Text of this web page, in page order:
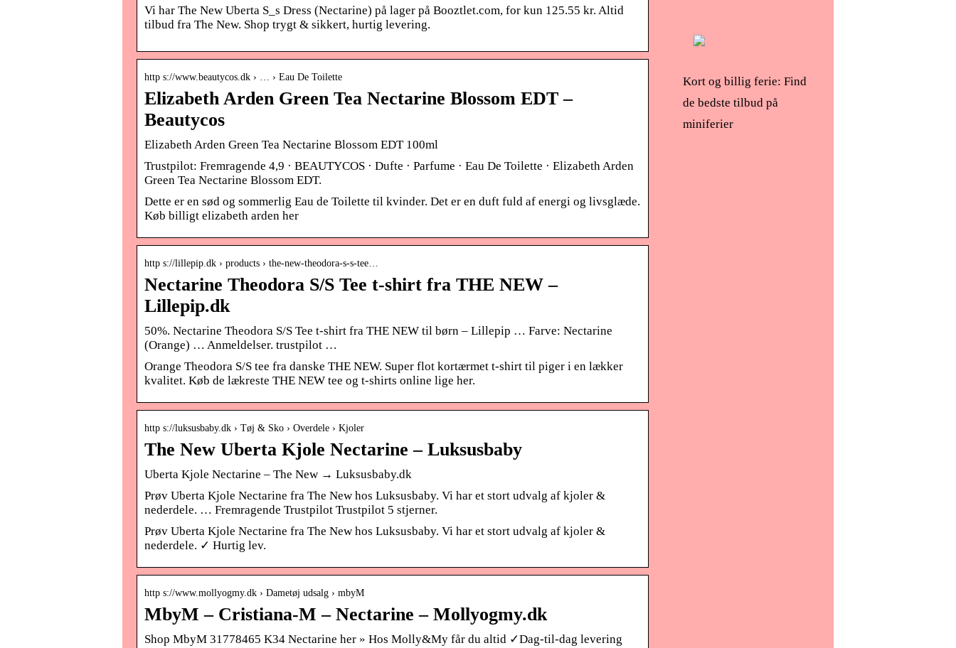
Vi har The New Uberta S_s Dress (Nectarine) på lager på Booztlet.com, for kun 125.55 kr. Altid
tilbud fra The New. Shop trygt & sikkert, hurtig levering.
http s://www.beautycos.dk › … › Eau De Toilette
Elizabeth Arden Green Tea Nectarine Blossom EDT –
Beautycos
Elizabeth Arden Green Tea Nectarine Blossom EDT 100ml
Trustpilot: Fremragende 4,9 · BEAUTYCOS · Dufte · Parfume · Eau De Toilette · Elizabeth Arden
Green Tea Nectarine Blossom EDT.
Dette er en sød og sommerlig Eau de Toilette til kvinder. Det er en duft fuld af energi og livsglæde.
Køb billigt elizabeth arden her
http s://lillepip.dk › products › the-new-theodora-s-s-tee…
Nectarine Theodora S/S Tee t-shirt fra THE NEW –
Lillepip.dk
50%. Nectarine Theodora S/S Tee t-shirt fra THE NEW til børn – Lillepip … Farve: Nectarine
(Orange) … Anmeldelser. trustpilot …
Orange Theodora S/S tee fra danske THE NEW. Super flot kortærmet t-shirt til piger i en lækker
kvalitet. Køb de lækreste THE NEW tee og t-shirts online lige her.
http s://luksusbaby.dk › Tøj & Sko › Overdele › Kjoler
The New Uberta Kjole Nectarine – Luksusbaby
Uberta Kjole Nectarine – The New → Luksusbaby.dk
Prøv Uberta Kjole Nectarine fra The New hos Luksusbaby. Vi har et stort udvalg af kjoler &
nederdele. … Fremragende Trustpilot Trustpilot 5 stjerner.
Prøv Uberta Kjole Nectarine fra The New hos Luksusbaby. Vi har et stort udvalg af kjoler &
nederdele. ✓ Hurtig lev.
http s://www.mollyogmy.dk › Dametøj udsalg › mbyM
MbyM – Cristiana-M – Nectarine – Mollyogmy.dk
Shop MbyM 31778465 K34 Nectarine her » Hos Molly&My får du altid ✓Dag-til-dag levering
Kort og billig ferie: Find
de bedste tilbud på
miniferier